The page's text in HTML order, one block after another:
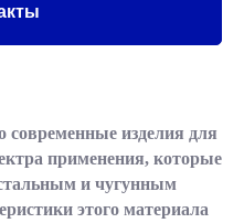
современные изделия для
применения, которые
и чугунным
этого материала